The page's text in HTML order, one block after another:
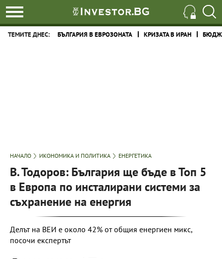
ТЕМИТЕ ДНЕС: БЪЛГАРИЯ В ЕВРОЗОНАТА КРИЗАТА В ИРАН
НАЧАЛО ИКОНОМИКА И ПОЛИТИКА ЕНЕРГЕТИКА
В. Тодоров: България ще бъде в Топ 5
в Европа по инсталирани системи за
съхранение на енергия
Делът на ВЕИ е около 42% от общия енергиен микс,
посочи експертът